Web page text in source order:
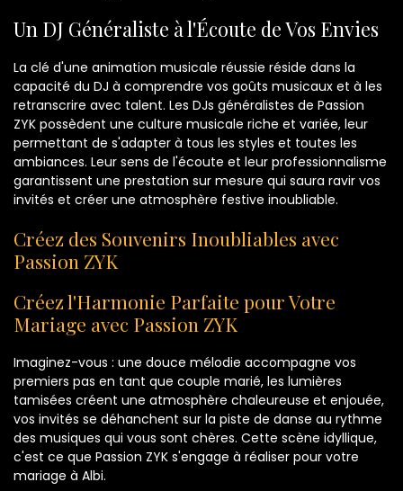
Un DJ Généraliste à l'Écoute de Vos Envies
La clé d'une animation musicale réussie réside dans la
capacité du DJ à comprendre vos goûts musicaux et à les
retranscrire avec talent. Les DJs généralistes de Passion
ZYK possèdent une culture musicale riche et variée, leur
permettant de s'adapter à tous les styles et toutes les
ambiances. Leur sens de l'écoute et leur professionnalisme
garantissent une prestation sur mesure qui saura ravir vos
invités et créer une atmosphère festive inoubliable.
Créez des Souvenirs Inoubliables avec
Passion ZYK
Créez l'Harmonie Parfaite pour Votre
Mariage avec Passion ZYK
Imaginez-vous : une douce mélodie accompagne vos
premiers pas en tant que couple marié, les lumières
tamisées créent une atmosphère chaleureuse et enjouée,
vos invités se déhanchent sur la piste de danse au rythme
des musiques qui vous sont chères. Cette scène idyllique,
c'est ce que Passion ZYK s'engage à réaliser pour votre
mariage à Albi.